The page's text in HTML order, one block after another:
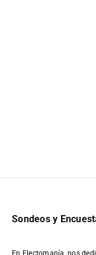
Sondeos y
En Electomanía, nos